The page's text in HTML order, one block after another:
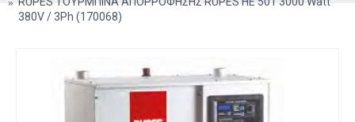
380V / 3Ph (170068)